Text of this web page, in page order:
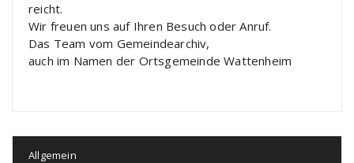
reicht.
Wir freuen uns auf Ihren Besuch oder Anruf.
Das Team vom Gemeindearchiv,
auch im Namen der Ortsgemeinde Wattenheim
Allgemein